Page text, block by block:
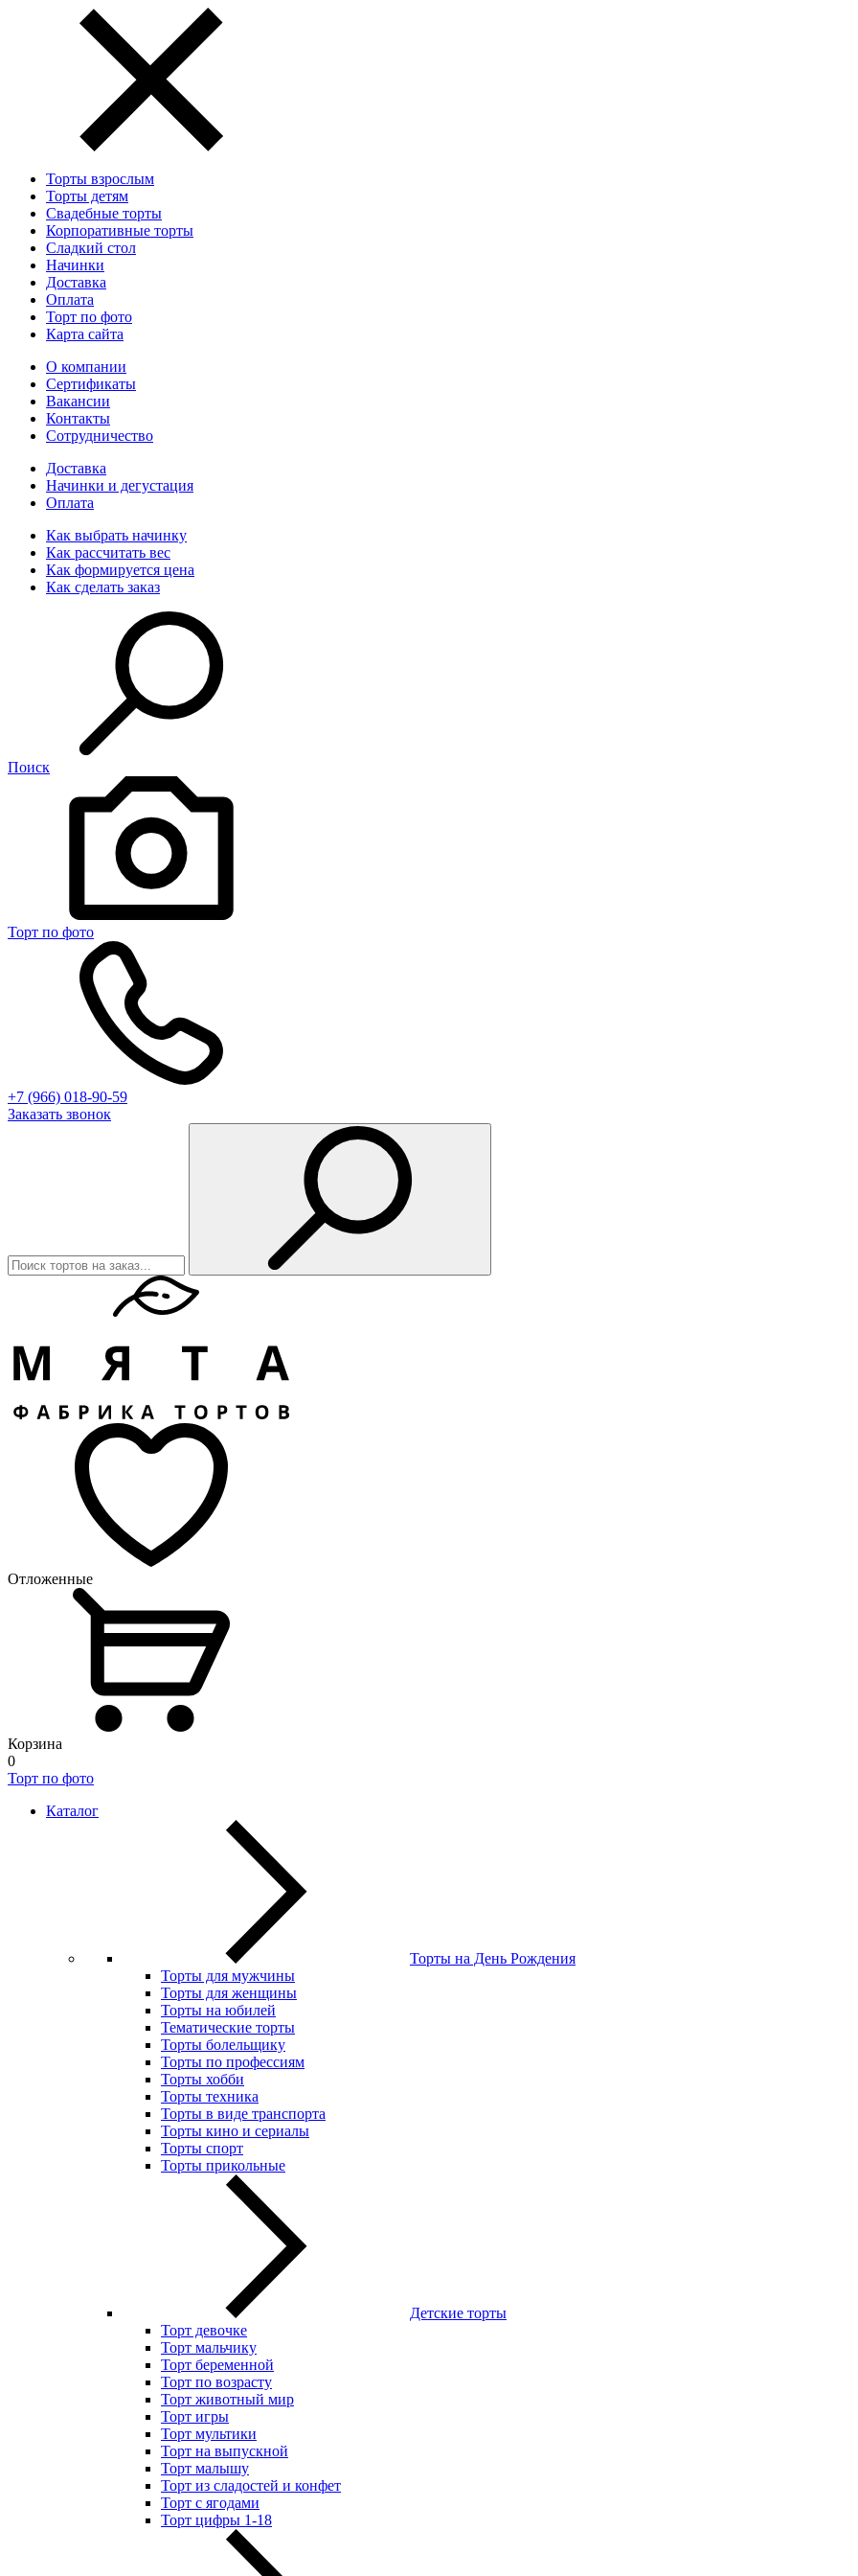
Торты взрослым
Торты детям
Свадебные торты
Корпоративные торты
Сладкий стол
Начинки
Доставка
Оплата
Торт по фото
Карта сайта
О компании
Сертификаты
Вакансии
Контакты
Сотрудничество
Доставка
Начинки и дегустация
Оплата
Как выбрать начинку
Как рассчитать вес
Как формируется цена
Как сделать заказ
Поиск
Торт по фото
+7 (966) 018-90-59
Заказать звонок
Отложенные
Корзина
0
Торт по фото
Каталог
Торты на День Рождения
Торты для мужчины
Торты для женщины
Торты на юбилей
Тематические торты
Торты болельщику
Торты по профессиям
Торты хобби
Торты техника
Торты в виде транспорта
Торты кино и сериалы
Торты спорт
Торты прикольные
Детские торты
Торт девочке
Торт мальчику
Торт беременной
Торт по возрасту
Торт животный мир
Торт игры
Торт мультики
Торт на выпускной
Торт малышу
Торт из сладостей и конфет
Торт с ягодами
Торт цифры 1-18